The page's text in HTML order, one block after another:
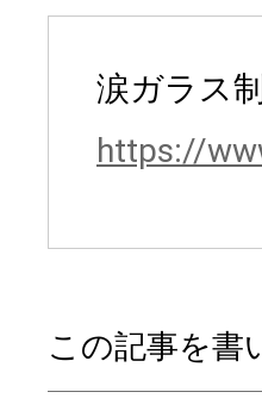
涙ガラス
https://
この記事を書